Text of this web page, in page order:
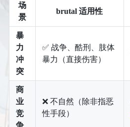
场
景
brutal 适用性
暴
力
冲
突
✅ 战争、酷刑、肢体
暴力（直接伤害）
商
业
竞
争
❌ 不自然（除非指恶
性手段）